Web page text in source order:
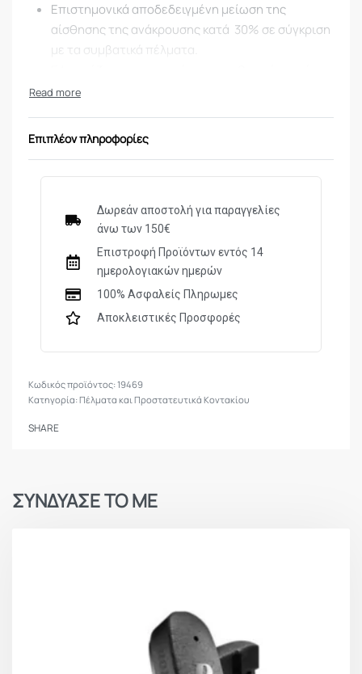
Επιστημονικά αποδεδειγμένη μείωση της
αίσθησης της ανάκρουσης κατά 30% σε σύγκριση
με τα συμβατικά πέλματα.
ραβδωτών όπλων τηςRemington μοντέλο
ή ξύλινα των λειόκαννων όπλων διαμετρήματος
12 Ga μοντέλο 870™,1100™, 11-87™, & 11-87 Super
Επιπλέον πληροφορίες
Δωρεάν αποστολή για παραγγελίες
άνω των 150€
Επιστροφή Προϊόντων εντός 14
ημερολογιακών ημερών
100% Ασφαλείς Πληρωμες
Αποκλειστικές Προσφορές
19469
Κατηγορία:Πέλματα και Προστατευτικά Κοντακίου
SHARE
ΣΥΝΔΥΑΣΕ ΤΟ ΜΕ